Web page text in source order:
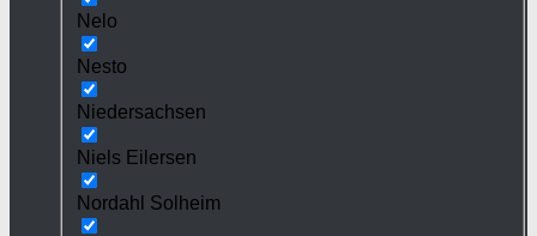
Nelo
Nesto
Niedersachsen
Niels Eilersen
Nordahl Solheim